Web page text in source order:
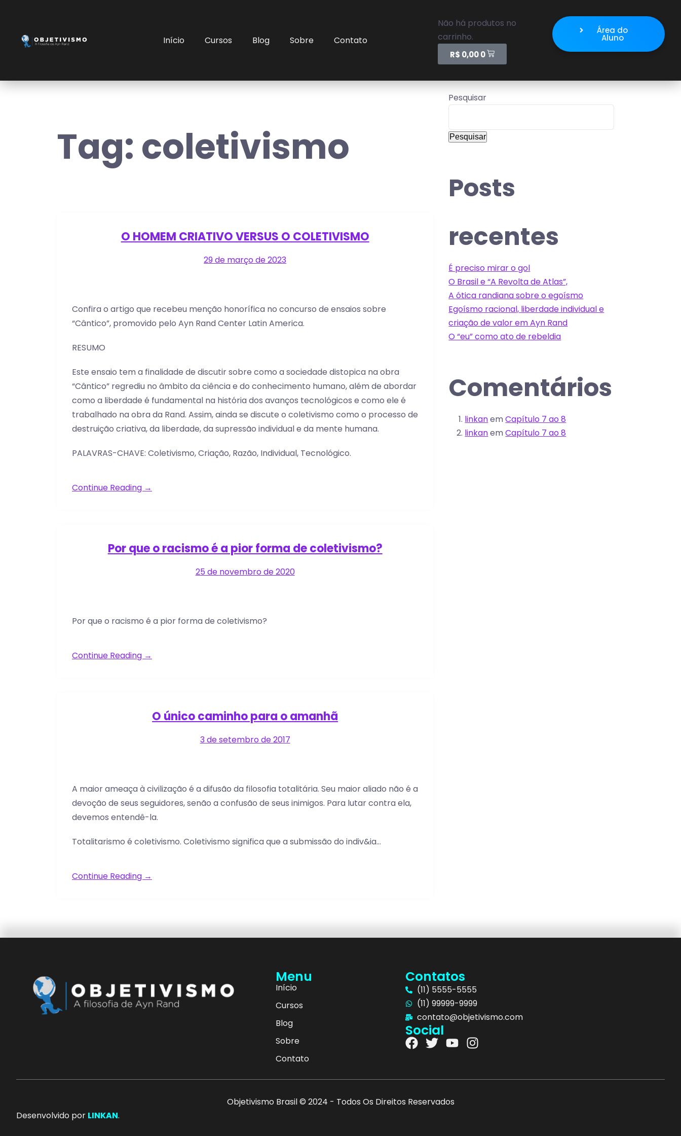
Início Cursos Blog Sobre Contato
Não há produtos no
carrinho.
R$ 0,000
Área do
Aluno
Tag: coletivismo
O HOMEM CRIATIVO VERSUS O COLETIVISMO
29 de março de 2023
Confira o artigo que recebeu menção honorífica no concurso de ensaios sobre
“Cântico”, promovido pelo Ayn Rand Center Latin America.
RESUMO
Este ensaio tem a finalidade de discutir sobre como a sociedade distopica na obra
“Cântico” regrediu no âmbito da ciência e do conhecimento humano, além de abordar
como a liberdade é fundamental na história dos avanços tecnológicos e como ele é
trabalhado na obra da Rand. Assim, ainda se discute o coletivismo como o processo de
destruição criativa, da liberdade, da supressão individual e da mente humana.
PALAVRAS-CHAVE: Coletivismo, Criação, Razão, Individual, Tecnológico.
Continue Reading →
Por que o racismo é a pior forma de coletivismo?
25 de novembro de 2020
Por que o racismo é a pior forma de coletivismo?
Continue Reading →
O único caminho para o amanhã
3 de setembro de 2017
A maior ameaça à civilização é a difusão da filosofia totalitária. Seu maior aliado não é a
devoção de seus seguidores, senão a confusão de seus inimigos. Para lutar contra ela,
devemos entendê-la.
Totalitarismo é coletivismo. Coletivismo significa que a submissão do indiv&ia…
Continue Reading →
Pesquisar
Pesquisar
Posts
recentes
É preciso mirar o gol
O Brasil e “A Revolta de Atlas”,
A ótica randiana sobre o egoísmo
Egoísmo racional, liberdade individual e
criação de valor em Ayn Rand
O “eu” como ato de rebeldia
Comentários
linkanemCapítulo 7 ao 8
linkanemCapítulo 7 ao 8
Menu
Início
Cursos
Blog
Sobre
Contato
Contatos
(11) 5555-5555
(11) 99999-9999
contato@objetivismo.com
Social
Objetivismo Brasil © 2024 - Todos Os Direitos Reservados
Desenvolvido por LINKAN.